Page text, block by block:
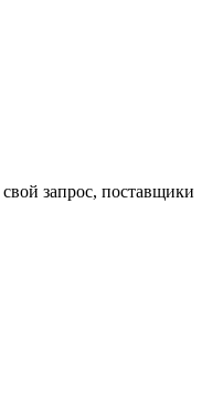
свой запрос, поставщики